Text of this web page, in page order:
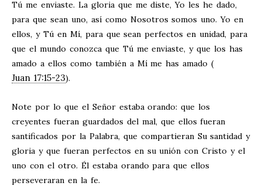
Tú me enviaste. La gloria que me diste, Yo les he dado,
para que sean uno, así como Nosotros somos uno. Yo en
ellos, y Tú en Mí, para que sean perfectos en unidad, para
que el mundo conozca que Tú me enviaste, y que los has
amado a ellos como también a Mí me has amado (
Juan 17:15-23).
Note por lo que el Señor estaba orando: que los
creyentes fueran guardados del mal, que ellos fueran
santificados por la Palabra, que compartieran Su santidad y
gloria y que fueran perfectos en su unión con Cristo y el
uno con el otro. Él estaba orando para que ellos
perseveraran en la fe.